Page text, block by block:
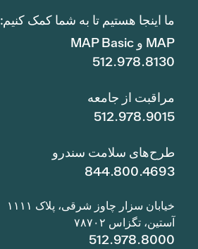
ما اینجا هستیم تا به شما کمک کنیم:
MAP و MAP Basic
512.978.8130
مراقبت از جامعه
512.978.9015
طرح‌های سلامت سندرو
844.800.4693
خیابان سزار چاوز شرقی، پلاک ۱۱۱۱
آستین، تگزاس ۷۸۷۰۲
512.978.8000